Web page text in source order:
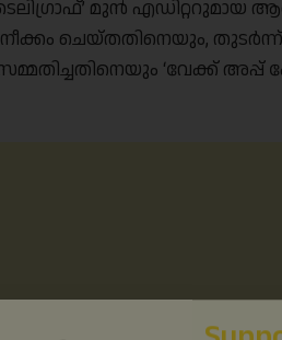
മുൻ എഡിറ്ററുമായ
നീക്കം ചെയ്തതിനെയും,
‘വേക്ക് അപ്പ്